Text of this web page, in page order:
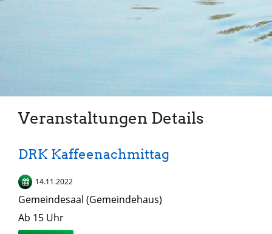
Veranstaltungen Details
DRK Kaffeenachmittag
14.11.2022
Gemeindesaal (Gemeindehaus)
Ab 15 Uhr